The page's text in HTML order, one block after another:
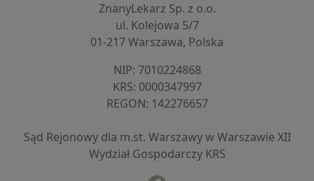
ZnanyLekarz Sp. z o.o.
ul. Kolejowa 5/7
01-217 Warszawa, Polska
NIP: ⁠7010224868
KRS: ⁠0000347997
REGON: ⁠142276657
Sąd Rejonowy dla m.st. Warszawy w Warszawie XII
Wydział Gospodarczy KRS